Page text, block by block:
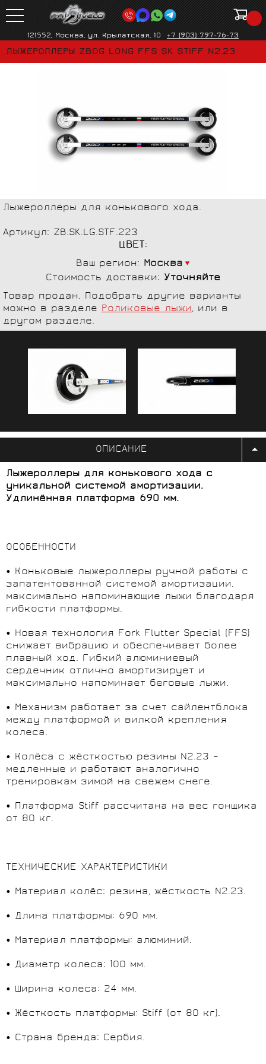
121552, Москва, ул. Крылатская, 10 +7 (903) 797-76-73
ЛЫЖЕРОЛЛЕРЫ ZBOG LONG FFS SK STIFF N2.23
Лыжероллеры для конькового хода.
Артикул: ZB.SK.LG.STF.223
ЦВЕТ:
Ваш регион: Москва
Стоимость доставки: Уточняйте
Товар продан. Подобрать другие варианты
можно в разделе Роликовые лыжи, или в
другом разделе.
ОПИСАНИЕ
Лыжероллеры для конькового хода с
уникальной системой амортизации.
Удлинённая платформа 690 мм.
ОСОБЕННОСТИ
• Коньковые лыжероллеры ручной работы с
запатентованной системой амортизации,
максимально напоминающие лыжи благодаря
гибкости платформы.
• Новая технология Fork Flutter Special (FFS)
снижает вибрацию и обеспечивает более
плавный ход. Гибкий алюминиевый
сердечник отлично амортизирует и
максимально напоминает беговые лыжи.
• Механизм работает за счет сайлентблока
между платформой и вилкой крепления
колеса.
• Колёса с жёсткостью резины N2.23 –
медленные и работают аналогично
тренировкам зимой на свежем снеге.
• Платформа Stiff рассчитана на вес гонщика
от 80 кг.
ТЕХНИЧЕСКИЕ ХАРАКТЕРИСТИКИ
• Материал колёс: резина, жёсткость N2.23.
• Длина платформы: 690 мм.
• Материал платформы: алюминий.
• Диаметр колеса: 100 мм.
• Ширина колеса: 24 мм.
• Жёсткость платформы: Stiff (от 80 кг).
• Страна бренда: Сербия.